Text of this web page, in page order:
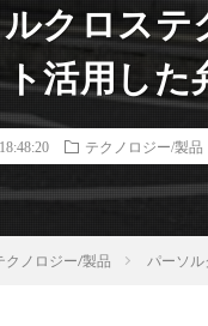
クロステ
活用した
テクノロジー/製品
クノロジー/製品 パーソ